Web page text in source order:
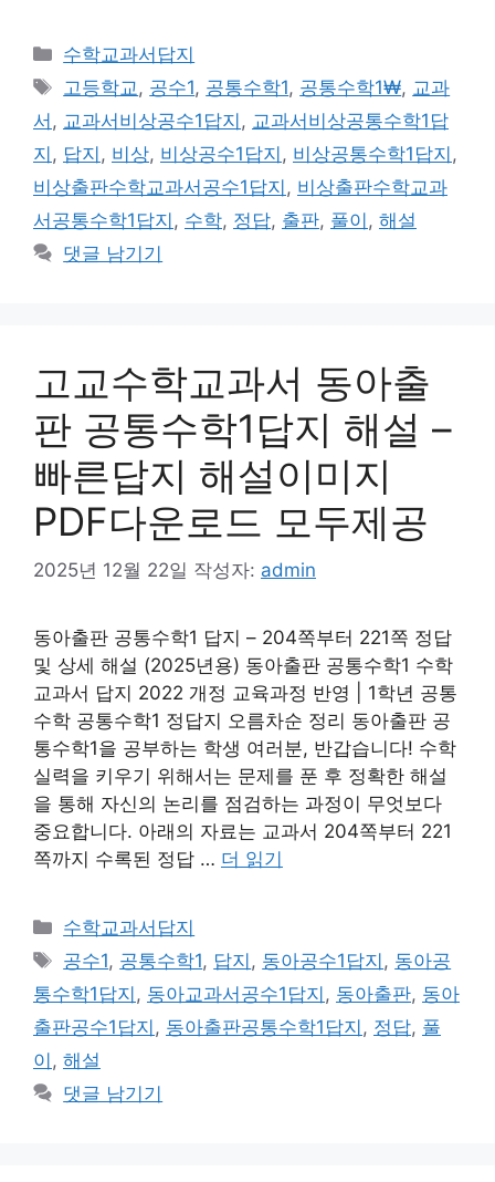
카
테
리
수학교과서답지
태
그
고등학교 , 공수1, 공통수학1, 공통수학1₩, 교과
서 , 교과서비상공수1답지 , 교과서비상공통수학1답
지 , 답지 , 비상, 비상공수1답지 , 비상공통수학1답지 ,
비상출판수학교과서공수1답지 , 비상출판수학교과
서공통수학1답지 , 수학, 정답, 출판, 풀이 , 해설
댓글 남기기
고교수학교과서 동아출
판 공통수학1답지 해설 –
빠른답지 해설이미지
PDF다운로드 모두제공
2025년 12월 22일 작성자: admin
동아출판 공통수학1 답지 – 204쪽부터 221쪽 정답
및 상세 해설 (2025년용) 동아출판 공통수학1 수학
교과서 답지 2022 개정 교육과정 반영 | 1학년 공통
수학 공통수학1 정답지 오름차순 정리 동아출판 공
통수학1을 공부하는 학생 여러분, 반갑습니다! 수학
실력을 키우기 위해서는 문제를 푼 후 정확한 해설
을 통해 자신의 논리를 점검하는 과정이 무엇보다
중요합니다. 아래의 자료는 교과서 204쪽부터 221
쪽까지 수록된 정답 … 더 읽기
카
테
리
수학교과서답지
태
그
공수1, 공통수학1, 답지 , 동아공수1답지 , 동아공
통수학1답지 , 동아교과서공수1답지 , 동아출판, 동아
출판공수1답지 , 동아출판공통수학1답지 , 정답, 풀
이 , 해설
댓글 남기기